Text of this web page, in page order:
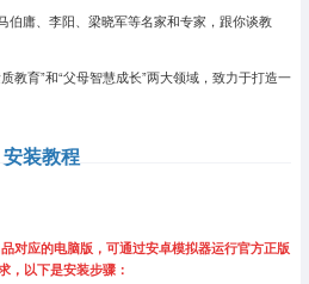
庸、李阳、梁晓军等名家和专家，跟你谈教
育”和“父母智慧成长”两大领域，致力于打造一
安装教程
对应的电脑版，可通过安卓模拟器运行官方正版
，以下是安装步骤：